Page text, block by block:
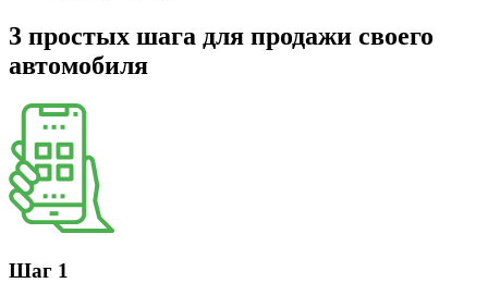
3 простых шага для продажи своего
автомобиля
Шаг 1